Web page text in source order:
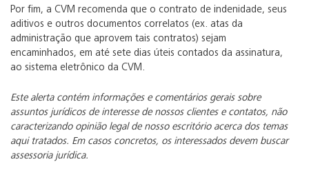
Por fim, a CVM recomenda que o contrato de indenidade, seus
aditivos e outros documentos correlatos (ex. atas da
administração que aprovem tais contratos) sejam
encaminhados, em até sete dias úteis contados da assinatura,
ao sistema eletrônico da CVM.
Este alerta contém informações e comentários gerais sobre
assuntos jurídicos de interesse de nossos clientes e contatos, não
caracterizando opinião legal de nosso escritório acerca dos temas
aqui tratados. Em casos concretos, os interessados devem buscar
assessoria jurídica.